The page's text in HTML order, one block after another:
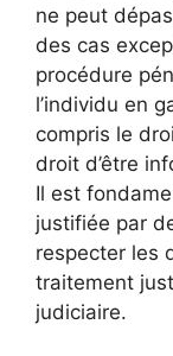
ne peut
des cas
procédure
l’individu en
compris le
droit d’être
Il est
justifiée par
respecter les
traitement
judiciaire.